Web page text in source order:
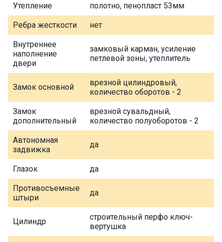
Утепление полотно, пенопласт 53мм
Ребра жесткости нет
Внутреннее
наполнение
двери
замковый карман, усиление
петлевой зоны, утеплитель
Замок основной
врезной цилиндровый,
количество оборотов - 2
Замок
дополнительный
врезной сувальдный,
количество полуоборотов - 2
Автономная
задвижка
да
Глазок да
Противосъемные
штыри
да
Цилиндр
строительный перфо ключ-
вертушка